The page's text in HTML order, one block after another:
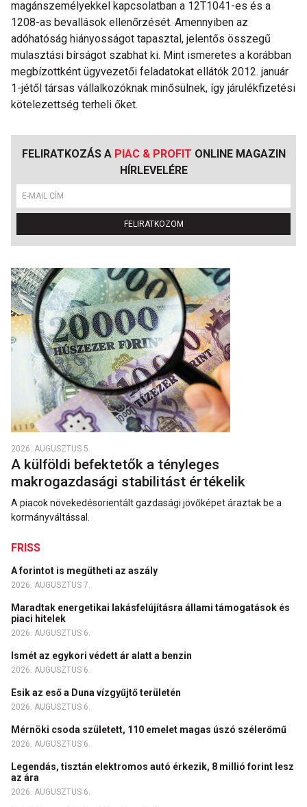
magánszemélyekkel kapcsolatban a 12T1041-es és a
1208-as bevallások ellenőrzését. Amennyiben az
adóhatóság hiányosságot tapasztal, jelentős összegű
mulasztási bírságot szabhat ki. Mint ismeretes a korábban
megbízottként ügyvezetői feladatokat ellátók 2012. január
1-jétől társas vállalkozóknak minősülnek, így járulékfizetési
kötelezettség terheli őket.
FELIRATKOZÁS A PIAC & PROFIT ONLINE MAGAZIN
HÍRLEVELÉRE
FELIRATKOZOM
2026. AUGUSZTUS 5.
A külföldi befektetők a tényleges
makrogazdasági stabilitást értékelik
A piacok növekedésorientált gazdasági jövőképet áraztak be a
kormányváltással.
FRISS
A forintot is megütheti az aszály
2026. AUGUSZTUS 7.
Maradtak energetikai lakásfelújításra állami támogatások és
piaci hitelek
2026. AUGUSZTUS 6.
Ismét az egykori védett ár alatt a benzin
2026. AUGUSZTUS 6.
Esik az eső a Duna vízgyűjtő területén
2026. AUGUSZTUS 6.
Mérnöki csoda született, 110 emelet magas úszó szélerőmű
2026. AUGUSZTUS 6.
Legendás, tisztán elektromos autó érkezik, 8 millió forint lesz
az ára
2026. AUGUSZTUS 6.